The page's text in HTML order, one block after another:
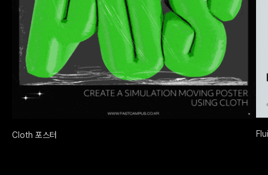
Cloth 포스터